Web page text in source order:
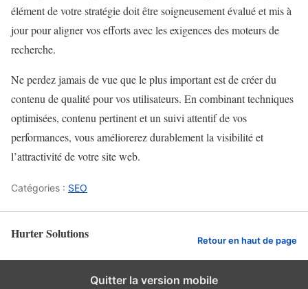
élément de votre stratégie doit être soigneusement évalué et mis à
jour pour aligner vos efforts avec les exigences des moteurs de
recherche.
Ne perdez jamais de vue que le plus important est de créer du
contenu de qualité pour vos utilisateurs. En combinant techniques
optimisées, contenu pertinent et un suivi attentif de vos
performances, vous améliorerez durablement la visibilité et
l’attractivité de votre site web.
Catégories : SEO
Hurter Solutions Retour en haut de page
Quitter la version mobile